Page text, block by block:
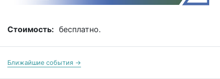
Стоимость: бесплатно.
Ближайшие события →